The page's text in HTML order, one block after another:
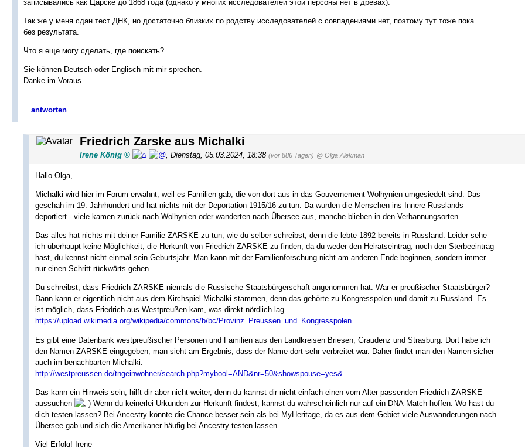
записывались как Царске до 1868 года (однако у многих исследователей этой персоны нет в древах).
Так же у меня сдан тест ДНК, но достаточно близких по родству исследователей с совпадениями нет, поэтому тут тоже пока
без результата.
Что я еще могу сделать, где поискать?
Sie können Deutsch oder Englisch mit mir sprechen.
Danke im Voraus.
antworten
Friedrich Zarske aus Michalki
Irene König , Dienstag, 05.03.2024, 18:38 (vor 886 Tagen) @ Olga Alekman
Hallo Olga,
Michalki wird hier im Forum erwähnt, weil es Familien gab, die von dort aus in das Gouvernement Wolhynien umgesiedelt sind. Das
geschah im 19. Jahrhundert und hat nichts mit der Deportation 1915/16 zu tun. Da wurden die Menschen ins Innere Russlands
deportiert - viele kamen zurück nach Wolhynien oder wanderten nach Übersee aus, manche blieben in den Verbannungsorten.
Das alles hat nichts mit deiner Familie ZARSKE zu tun, wie du selber schreibst, denn die lebte 1892 bereits in Russland. Leider sehe
ich überhaupt keine Möglichkeit, die Herkunft von Friedrich ZARSKE zu finden, da du weder den Heiratseintrag, noch den Sterbeeintrag
hast, du kennst nicht einmal sein Geburtsjahr. Man kann mit der Familienforschung nicht am anderen Ende beginnen, sondern immer
nur einen Schritt rückwärts gehen.
Du schreibst, dass Friedrich ZARSKE niemals die Russische Staatsbürgerschaft angenommen hat. War er preußischer Staatsbürger?
Dann kann er eigentlich nicht aus dem Kirchspiel Michalki stammen, denn das gehörte zu Kongresspolen und damit zu Russland. Es
ist möglich, dass Friedrich aus Westpreußen kam, was direkt nördlich lag.
https://upload.wikimedia.org/wikipedia/commons/b/bc/Provinz_Preussen_und_Kongresspolen_...
Es gibt eine Datenbank westpreußischer Personen und Familien aus den Landkreisen Briesen, Graudenz und Strasburg. Dort habe ich
den Namen ZARSKE eingegeben, man sieht am Ergebnis, dass der Name dort sehr verbreitet war. Daher findet man den Namen sicher
auch im benachbarten Michalki.
http://westpreussen.de/tngeinwohner/search.php?mybool=AND&nr=50&showspouse=yes&...
Das kann ein Hinweis sein, hilft dir aber nicht weiter, denn du kannst dir nicht einfach einen vom Alter passenden Friedrich ZARSKE
aussuchen
Wenn du keinerlei Urkunden zur Herkunft findest, kannst du wahrscheinlich nur auf ein DNA-Match hoffen. Wo hast du
dich testen lassen? Bei Ancestry könnte die Chance besser sein als bei MyHeritage, da es aus dem Gebiet viele Auswanderungen nach
Übersee gab und sich die Amerikaner häufig bei Ancestry testen lassen.
Viel Erfolg! Irene